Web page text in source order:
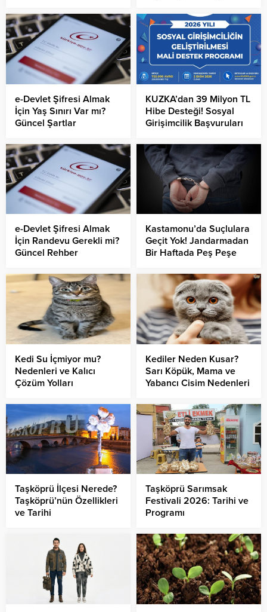
e-Devlet Şifresi Almak
İçin Yaş Sınırı Var mı?
Güncel Şartlar
KUZKA’dan 39 Milyon TL
Hibe Desteği! Sosyal
Girişimcilik Başvuruları
e-Devlet Şifresi Almak
İçin Randevu Gerekli mi?
Güncel Rehber
Kastamonu’da Suçlulara
Geçit Yok! Jandarmadan
Bir Haftada Peş Peşe
Uyuşturucu, Ruhsatsız
Silah ve Aranan
Şahıslara Büyük Darbe
Kedi Su İçmiyor mu?
Nedenleri ve Kalıcı
Çözüm Yolları
Kediler Neden Kusar?
Sarı Köpük, Mama ve
Yabancı Cisim Nedenleri
Taşköprü İlçesi Nerede?
Taşköprü’nün Özellikleri
ve Tarihi
Taşköprü Sarımsak
Festivali 2026: Tarihi ve
Programı